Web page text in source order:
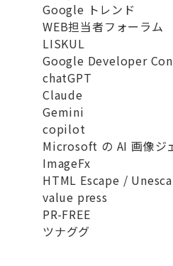
Google トレンド
WEB担当者フォーラム
LISKUL
Google Developer
chatGPT
Claude
Gemini
copilot
Microsoft の AI 画像ジ
ImageFx
HTML Escape /
value press
PR-FREE
ツナググ